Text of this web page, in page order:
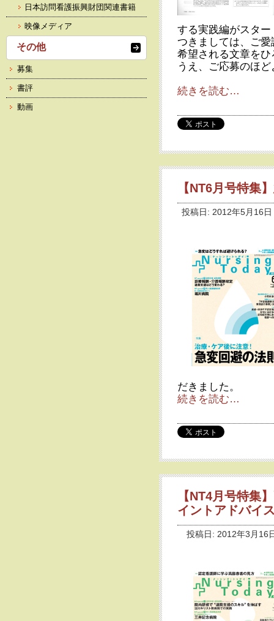
する実践編がスタ
つきましては、ご
希望される文章を
うえ、ご応募のほ
続きを読む…
【NT6月号特集
投稿日: 2012年5月16
だきました。
続きを読む…
【NT4月号特集
イントアドバイ
投稿日: 2012年3月16
日本訪問看護振興財団関連書籍
映像メディア
その他
募集
書評
動画